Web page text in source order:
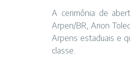
A cerimônia de
Arpen/BR, Arion
Arpens estaduais e
classe.